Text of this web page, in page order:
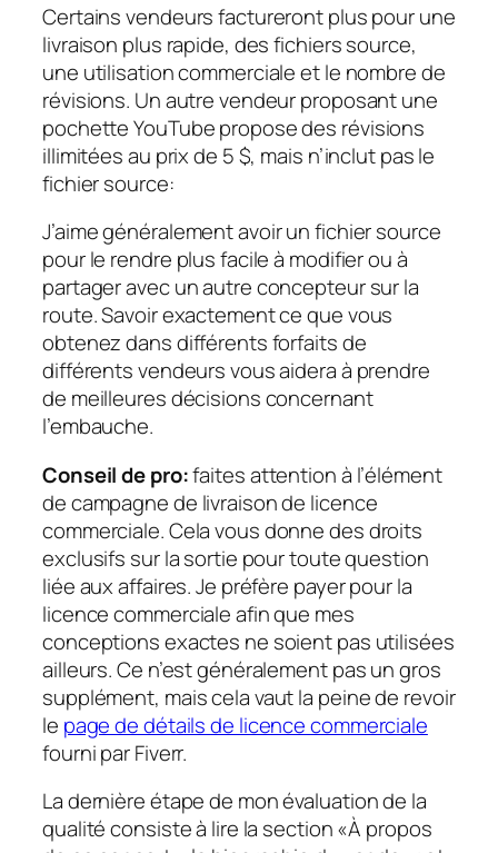
Certains vendeurs factureront plus pour une
livraison plus rapide, des fichiers source,
une utilisation commerciale et le nombre de
révisions. Un autre vendeur proposant une
pochette YouTube propose des révisions
illimitées au prix de 5 $, mais n’inclut pas le
fichier source:
J’aime généralement avoir un fichier source
pour le rendre plus facile à modifier ou à
partager avec un autre concepteur sur la
route. Savoir exactement ce que vous
obtenez dans différents forfaits de
différents vendeurs vous aidera à prendre
de meilleures décisions concernant
l’embauche.
Conseil de pro:faites attention à l’élément
de campagne de livraison de licence
commerciale. Cela vous donne des droits
exclusifs sur la sortie pour toute question
liée aux affaires. Je préfère payer pour la
licence commerciale afin que mes
conceptions exactes ne soient pas utilisées
ailleurs. Ce n’est généralement pas un gros
supplément, mais cela vaut la peine de revoir
le page de détails de licence commerciale
fourni par Fiverr.
La dernière étape de mon évaluation de la
qualité consiste à lire la section «À propos